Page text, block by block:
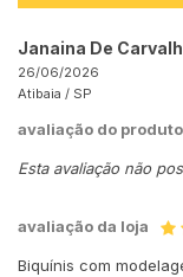
Janaina De
26/06/2026
Atibaia / SP
avaliação do produto
Esta avaliação não
avaliação da loja
Biquínis com